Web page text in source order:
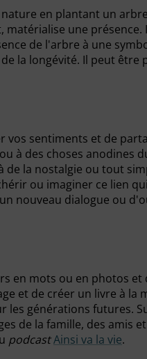
en plantant un
matérialise une
de l'arbre à une
la longévité. Il peut être
sentiments et de
à des choses anodines
de la nostalgie ou tout
ou imaginer ce lien
nouveau dialogue ou
en mots ou en photos
et de créer un livre à la
générations futures.
de la famille, des amis
podcastAinsi va la vie.